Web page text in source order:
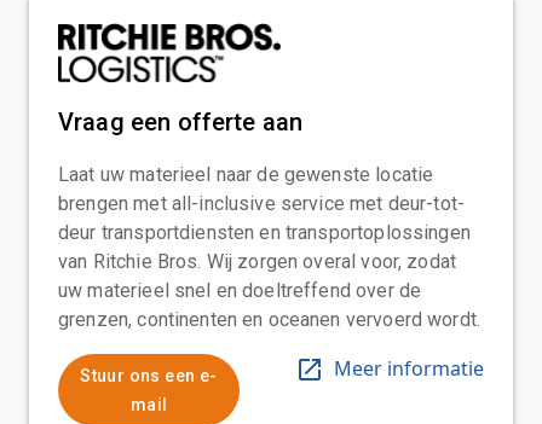
Vraag een offerte aan
Laat uw materieel naar de gewenste locatie
brengen met all-inclusive service met deur-tot-
deur transportdiensten en transportoplossingen
van Ritchie Bros. Wij zorgen overal voor, zodat
uw materieel snel en doeltreffend over de
grenzen, continenten en oceanen vervoerd wordt.
Stuur ons een e-
mail
Meer informatie